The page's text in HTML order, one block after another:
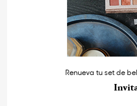
Renueva tu set de